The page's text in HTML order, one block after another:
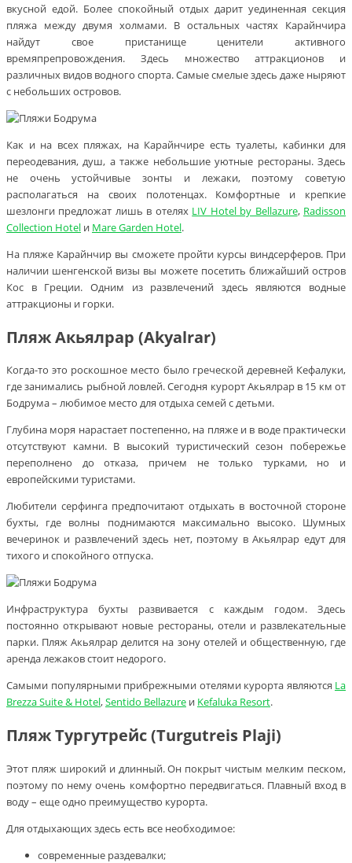
вкусной едой. Более спокойный отдых дарит уединенная секция
пляжа между двумя холмами. В остальных частях Карайнчира
найдут свое пристанище ценители активного
времяпрепровождения. Здесь множество аттракционов и
различных видов водного спорта. Самые смелые здесь даже ныряют
с небольших островов.
Как и на всех пляжах, на Карайнчире есть туалеты, кабинки для
переодевания, душ, а также небольшие уютные рестораны. Здесь
не очень устойчивые зонты и лежаки, поэтому советую
располагаться на своих полотенцах. Комфортные и крепкие
шезлонги предложат лишь в отелях LIV Hotel by Bellazure, Radisson
Collection Hotel и Mare Garden Hotel.
На пляже Карайнчир вы сможете пройти курсы виндсерферов. При
наличии шенгенской визы вы можете посетить ближайший остров
Кос в Греции. Одним из развлечений здесь являются водные
аттракционы и горки.
Пляж Акьялрар (Akyalrar)
Когда-то это роскошное место было греческой деревней Кефалуки,
где занимались рыбной ловлей. Сегодня курорт Акьялрар в 15 км от
Бодрума – любимое место для отдыха семей с детьми.
Глубина моря нарастает постепенно, на пляже и в воде практически
отсутствуют камни. В высокий туристический сезон побережье
переполнено до отказа, причем не только турками, но и
европейскими туристами.
Любители серфинга предпочитают отдыхать в восточной стороне
бухты, где волны поднимаются максимально высоко. Шумных
вечеринок и развлечений здесь нет, поэтому в Акьялрар едут для
тихого и спокойного отпуска.
Инфраструктура бухты развивается с каждым годом. Здесь
постоянно открывают новые рестораны, отели и развлекательные
парки. Пляж Акьялрар делится на зону отелей и общественную, где
аренда лежаков стоит недорого.
Самыми популярными прибрежными отелями курорта являются La
Brezza Suite & Hotel,Sentido Bellazure и Kefaluka Resort.
Пляж Тургутрейс (Turgutreis Plaji)
Этот пляж широкий и длинный. Он покрыт чистым мелким песком,
поэтому по нему очень комфортно передвигаться. Плавный вход в
воду – еще одно преимущество курорта.
Для отдыхающих здесь есть все необходимое:
современные раздевалки;